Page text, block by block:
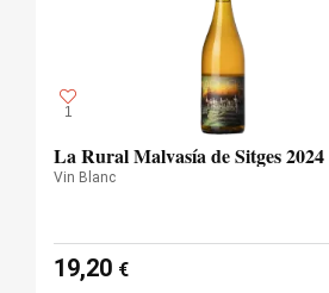
1
La Rural Malvasía de Sitges 2024
Vin Blanc
19,20 €